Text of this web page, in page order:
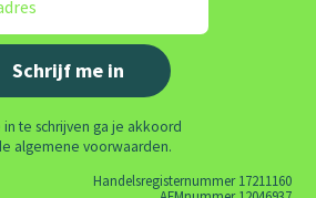
in te schrijven ga je akkoord
algemene voorwaarden.
Handelsregisternummer 17211160